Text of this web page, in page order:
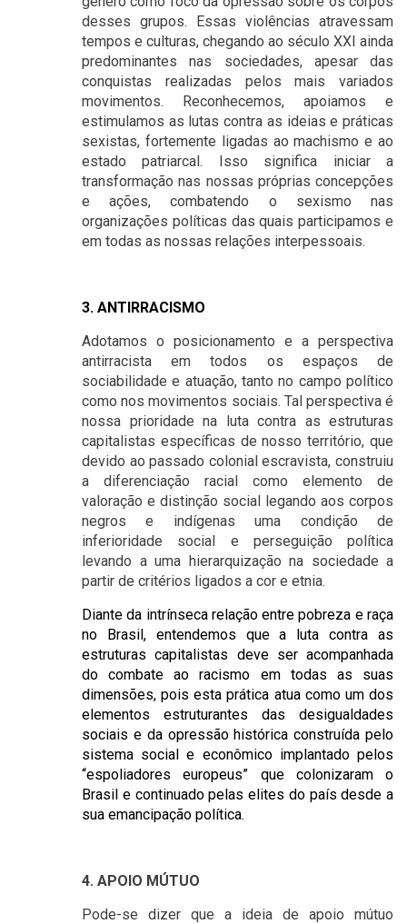
desses grupos. Essas violências atravessam
tempos e culturas, chegando ao século XXI ainda
predominantes nas sociedades, apesar das
conquistas realizadas pelos mais variados
movimentos. Reconhecemos, apoiamos e
estimulamos as lutas contra as ideias e práticas
sexistas, fortemente ligadas ao machismo e ao
estado patriarcal. Isso significa iniciar a
transformação nas nossas próprias concepções
e ações, combatendo o sexismo nas
organizações políticas das quais participamos e
em todas as nossas relações interpessoais.
3. ANTIRRACISMO
Adotamos o posicionamento e a perspectiva
antirracista em todos os espaços de
sociabilidade e atuação, tanto no campo político
como nos movimentos sociais. Tal perspectiva é
nossa prioridade na luta contra as estruturas
capitalistas específicas de nosso território, que
devido ao passado colonial escravista, construiu
a diferenciação racial como elemento de
valoração e distinção social legando aos corpos
negros e indígenas uma condição de
inferioridade social e perseguição política
levando a uma hierarquização na sociedade a
partir de critérios ligados a cor e etnia.
Diante da intrínseca relação entre pobreza e raça
no Brasil, entendemos que a luta contra as
estruturas capitalistas deve ser acompanhada
do combate ao racismo em todas as suas
dimensões, pois esta prática atua como um dos
elementos estruturantes das desigualdades
sociais e da opressão histórica construída pelo
sistema social e econômico implantado pelos
“espoliadores europeus” que colonizaram o
Brasil e continuado pelas elites do país desde a
sua emancipação política.
4. APOIO MÚTUO
Pode-se dizer que a ideia de apoio mútuo